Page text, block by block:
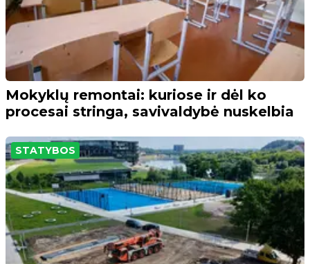
Mokyklų remontai: kuriose ir dėl ko
procesai stringa, savivaldybė nuskelbia
STATYBOS